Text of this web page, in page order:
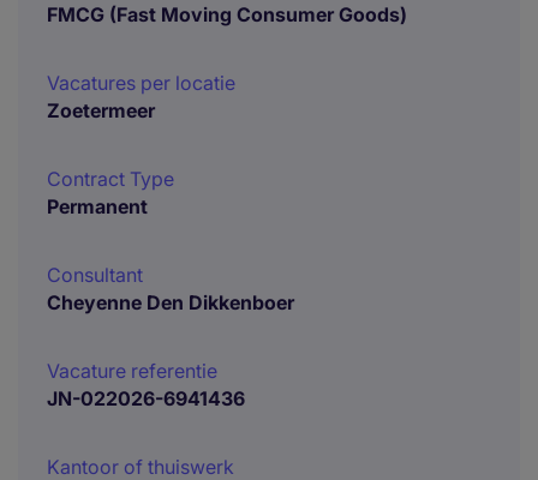
FMCG (Fast Moving Consumer Goods)
Vacatures per locatie
Zoetermeer
Contract Type
Permanent
Consultant
Cheyenne Den Dikkenboer
Vacature referentie
JN-022026-6941436
Kantoor of thuiswerk